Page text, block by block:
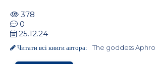
378
0
25.12.24
Читати всі книги автора: The goddess